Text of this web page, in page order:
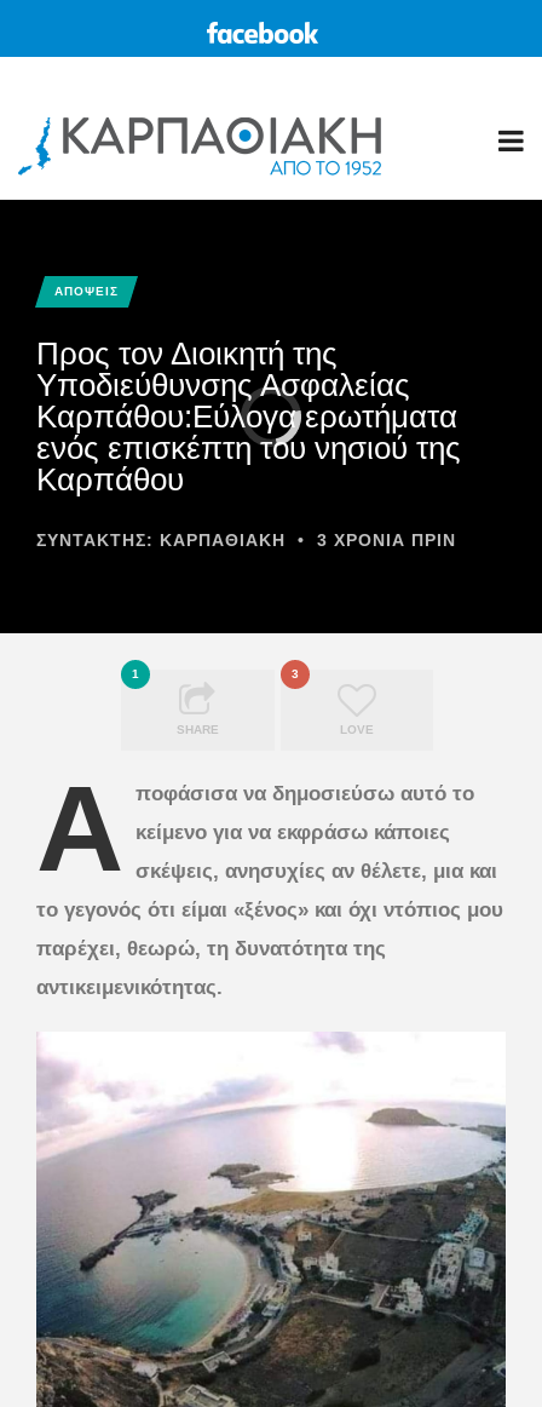
ΑΠΟΨΕΙΣ
Προς τον Διοικητή της
Υποδιεύθυνσης Ασφαλείας
Καρπάθου:Εύλογα ερωτήματα
ενός επισκέπτη του νησιού της
Καρπάθου
ΣΥΝΤΆΚΤΗΣ: ΚΑΡΠΑΘΙΑΚΗ • 3 ΧΡΌΝΙΑ ΠΡΙΝ
1
SHARE
3
LOVE
Α
ποφάσισα να δημοσιεύσω αυτό το
κείμενο για να εκφράσω κάποιες
σκέψεις, ανησυχίες αν θέλετε, μια και
το γεγονός ότι είμαι «ξένος» και όχι ντόπιος μου
παρέχει, θεωρώ, τη δυνατότητα της
αντικειμενικότητας.